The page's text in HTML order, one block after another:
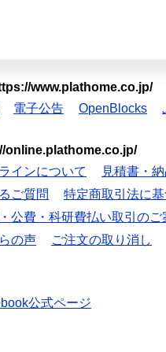
www.plathome.co.jp/
電子公告 OpenBlocks
online.plathome.co.jp/
インについて
見積書・
ご質問
特定商取引法に
公費・科研費払い取引のご
の声 ご注文の取り消し
公式ページ